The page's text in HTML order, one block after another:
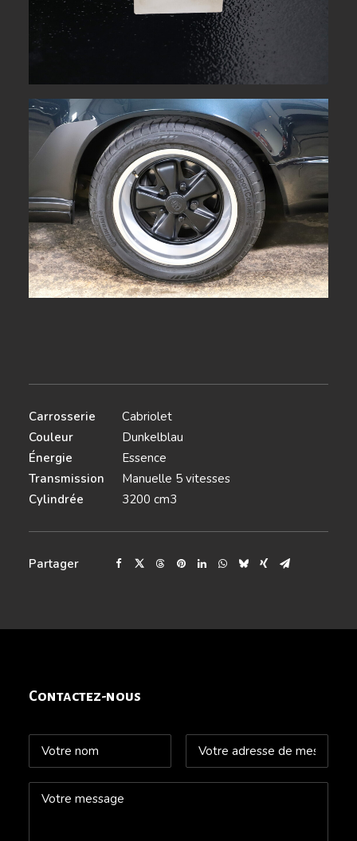
Carrosserie
Cabriolet
Couleur
Dunkelblau
Énergie
Essence
Transmission
Manuelle 5 vitesses
Cylindrée
3200 cm3
Partager
Contactez-nous